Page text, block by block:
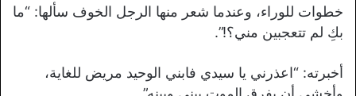
خطوات للوراء، وعندما شعر منها الرجل الخوف سألها: “ما
بكِ لم تتعجبين مني؟!”.
أخبرته: “اعذرني يا سيدي فابني الوحيد مريض للغاية،